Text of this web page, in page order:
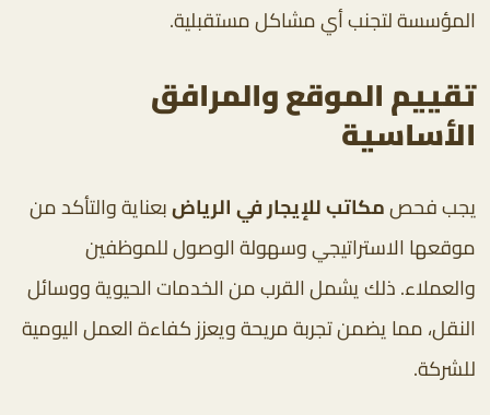
المؤسسة لتجنب أي مشاكل مستقبلية.
تقييم الموقع والمرافق
الأساسية
يجب فحصمكاتب للإيجار في الرياضبعناية والتأكد من
موقعها الاستراتيجي وسهولة الوصول للموظفين
والعملاء. ذلك يشمل القرب من الخدمات الحيوية ووسائل
النقل، مما يضمن تجربة مريحة ويعزز كفاءة العمل اليومية
للشركة.